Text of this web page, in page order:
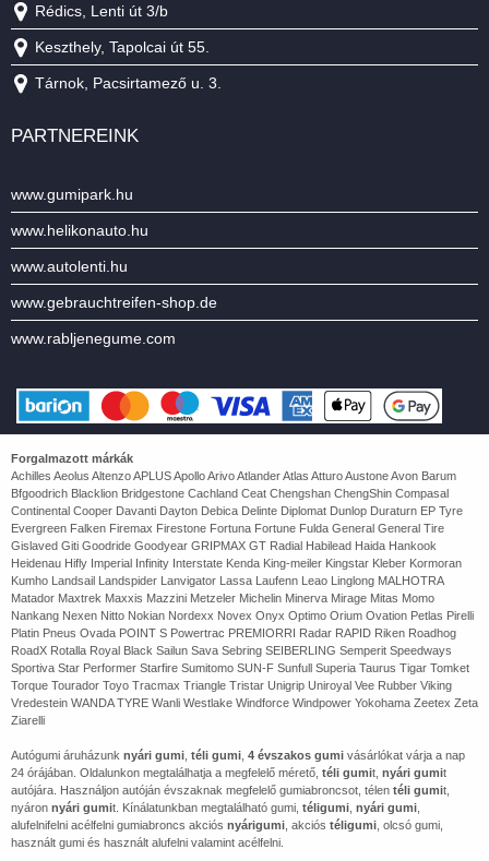
Rédics, Lenti út 3/b
Keszthely, Tapolcai út 55.
Tárnok, Pacsirtamező u. 3.
PARTNEREINK
www.gumipark.hu
www.helikonauto.hu
www.autolenti.hu
www.gebrauchtreifen-shop.de
www.rabljenegume.com
Forgalmazott márkák
Achilles Aeolus Altenzo APLUS Apollo Arivo Atlander Atlas Atturo Austone Avon Barum
Bfgoodrich Blacklion Bridgestone Cachland Ceat Chengshan ChengShin Compasal
Continental Cooper Davanti Dayton Debica Delinte Diplomat Dunlop Duraturn EP Tyre
Evergreen Falken Firemax Firestone Fortuna Fortune Fulda General General Tire
Gislaved Giti Goodride Goodyear GRIPMAX GT Radial Habilead Haida Hankook
Heidenau Hifly Imperial Infinity Interstate Kenda King-meiler Kingstar Kleber Kormoran
Kumho Landsail Landspider Lanvigator Lassa Laufenn Leao Linglong MALHOTRA
Matador Maxtrek Maxxis Mazzini Metzeler Michelin Minerva Mirage Mitas Momo
Nankang Nexen Nitto Nokian Nordexx Novex Onyx Optimo Orium Ovation Petlas Pirelli
Platin Pneus Ovada POINT S Powertrac PREMIORRI Radar RAPID Riken Roadhog
RoadX Rotalla Royal Black Sailun Sava Sebring SEIBERLING Semperit Speedways
Sportiva Star Performer Starfire Sumitomo SUN-F Sunfull Superia Taurus Tigar Tomket
Torque Tourador Toyo Tracmax Triangle Tristar Unigrip Uniroyal Vee Rubber Viking
Vredestein WANDA TYRE Wanli Westlake Windforce Windpower Yokohama Zeetex Zeta
Ziarelli
Autógumi áruházunk nyári gumi, téli gumi, 4 évszakos gumi vásárlókat várja a nap
24 órájában. Oldalunkon megtalálhatja a megfelelő mérető, téli gumit, nyári gumit
autójára. Használjon autóján évszaknak megfelelő gumiabroncsot, télen téli gumit,
nyáron nyári gumit. Kínálatunkban megtalálható gumi, téligumi, nyári gumi,
alufelnifelni acélfelni gumiabroncs akciós nyárigumi, akciós téligumi, olcsó gumi,
használt gumi és használt alufelni valamint acélfelni.